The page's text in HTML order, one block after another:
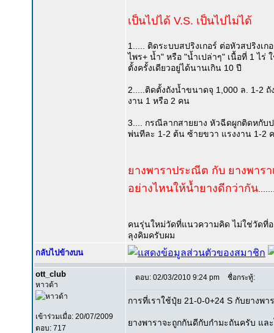
เป็นไปได้ V.S. เป็นไปไม่ได้
1..... ติดระบบสปริงเกอร์ ต่อหัวสปริงเ
ไพร+ น้ำ" หรือ "น้ำเปล่าๆ" เนื้อที่ 1 ไร่
ตั้งครั้งเดียวอยู่ได้นานเกิน 10 ปี
2.....ติดตั้งถังน้ำขนาดจุ 1,000 ล. 1-2
งาน 1 หรือ 2 คน
3.... กรณีลากสายยาง หัวฉีดผูกติดหกับ
พ่นทีละ 1-2 ต้น ซ้ายขวา แรงงาน 1-2
ยางพาราประณีต กับ ยางพารา
อย่างไหนให้น้ำยางดีกว่ากัน
คนรุ่นใหม่วัดที่แนวความคิด ไม่ใช่วัดที่
ลุงคิมครับผม
กลับไปข้างบน
ott_club
หาวด้า
เข้าร่วมเมื่อ: 20/07/2009
ตอบ: 717
ตอบ: 02/03/2010 9:24 pm ชื่อกระทู้:
การที่เราใช้ปุ๋ย 21-0-0+24 S กับยางพ
ยางพาราจะถูกกันดีกับกำมะถันครับ แล